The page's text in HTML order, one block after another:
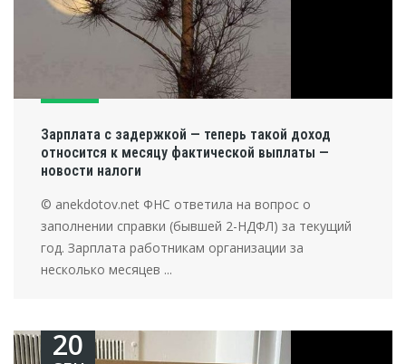
Зарплата с задержкой — теперь такой доход
относится к месяцу фактической выплаты —
новости налоги
© anekdotov.net ФНС ответила на вопрос о
заполнении справки (бывшей 2-НДФЛ) за текущий
год. Зарплата работникам организации за
несколько месяцев ...
20